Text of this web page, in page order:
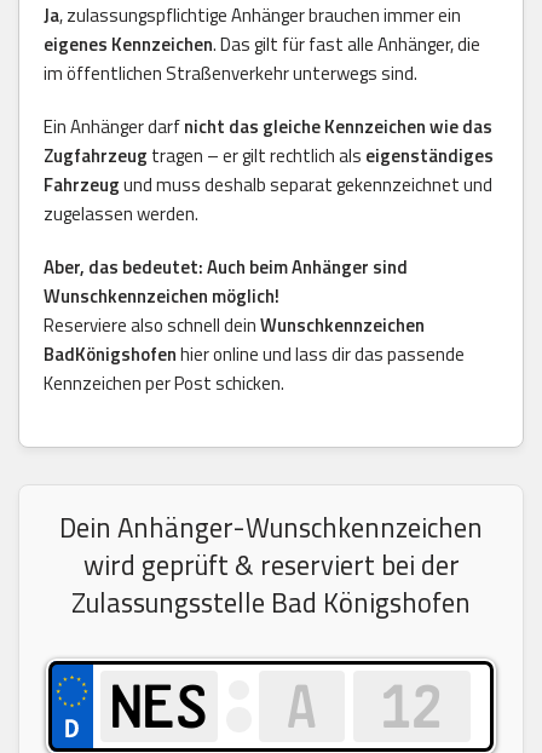
Ja, zulassungspflichtige Anhänger brauchen immer ein
eigenes Kennzeichen. Das gilt für fast alle Anhänger, die
im öffentlichen Straßenverkehr unterwegs sind.
Ein Anhänger darfnicht das gleiche Kennzeichen wie das
Zugfahrzeug tragen – er gilt rechtlich als eigenständiges
Fahrzeugund muss deshalb separat gekennzeichnet und
zugelassen werden.
Aber, das bedeutet: Auch beim Anhänger sind
Wunschkennzeichen möglich!
Reserviere also schnell deinWunschkennzeichen
BadKönigshofenhier online und lass dir das passende
Kennzeichen per Post schicken.
Dein Anhänger-Wunschkennzeichen
wird geprüft & reserviert bei der
Zulassungsstelle Bad Königshofen